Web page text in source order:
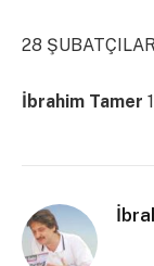
28
İbrahim Tamer